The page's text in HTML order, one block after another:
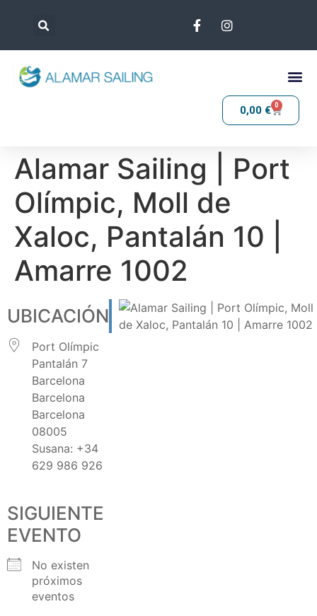
0,00 € 0
Alamar Sailing | Port
Olímpic, Moll de
Xaloc, Pantalán 10 |
Amarre 1002
UBICACIÓN
Port Olímpic
Pantalán 7
Barcelona
Barcelona
Barcelona
08005
Susana: +34
629 986 926
SIGUIENTE
EVENTO
No existen
próximos
eventos